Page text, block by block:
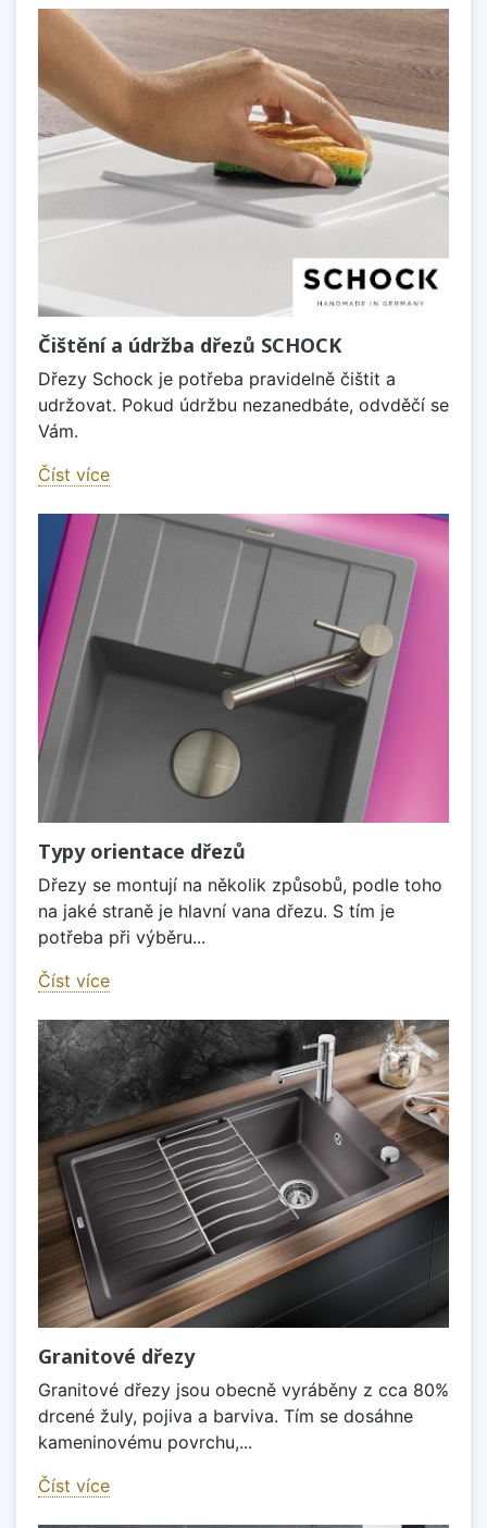
Čištění a údržba dřezů SCHOCK
Dřezy Schock je potřeba pravidelně čištit a
udržovat. Pokud údržbu nezanedbáte, odvděčí se
Vám.
Číst více
Typy orientace dřezů
Dřezy se montují na několik způsobů, podle toho
na jaké straně je hlavní vana dřezu. S tím je
potřeba při výběru...
Číst více
Granitové dřezy
Granitové dřezy jsou obecně vyráběny z cca 80%
drcené žuly, pojiva a barviva. Tím se dosáhne
kameninovému povrchu,...
Číst více